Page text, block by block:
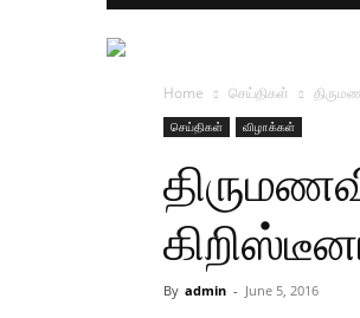
Home செய்திகள்
செய்திகள் விழாக்கள்
By admin - June 5, 2016